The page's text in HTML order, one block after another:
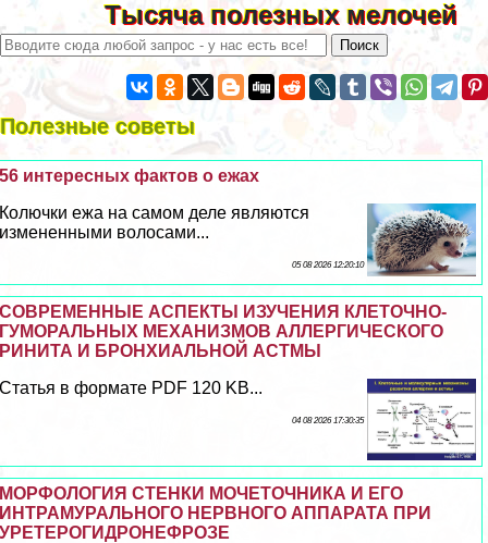
Тысяча полезных мелочей
Полезные советы
56 интересных фактов о ежах
Колючки ежа на самом деле являются
измененными волосами...
05 08 2026 12:20:10
СОВРЕМЕННЫЕ АСПЕКТЫ ИЗУЧЕНИЯ КЛЕТОЧНО-
ГУМОРАЛЬНЫХ МЕХАНИЗМОВ АЛЛЕРГИЧЕСКОГО
РИНИТА И БРОНХИАЛЬНОЙ АСТМЫ
Статья в формате PDF 120 KB...
04 08 2026 17:30:35
МОРФОЛОГИЯ СТЕНКИ МОЧЕТОЧНИКА И ЕГО
ИНТРАМУРАЛЬНОГО НЕРВНОГО АППАРАТА ПРИ
УРЕТЕРОГИДРОНЕФРОЗЕ